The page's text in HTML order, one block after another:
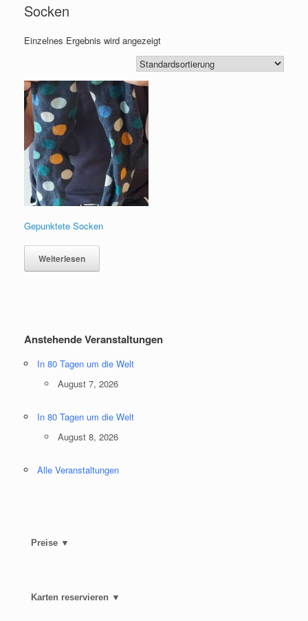
Socken
Einzelnes Ergebnis wird angezeigt
Gepunktete Socken
Weiterlesen
Anstehende Veranstaltungen
In 80 Tagen um die Welt
August 7, 2026
In 80 Tagen um die Welt
August 8, 2026
Alle Veranstaltungen
Preise ▼
Karten reservieren ▼